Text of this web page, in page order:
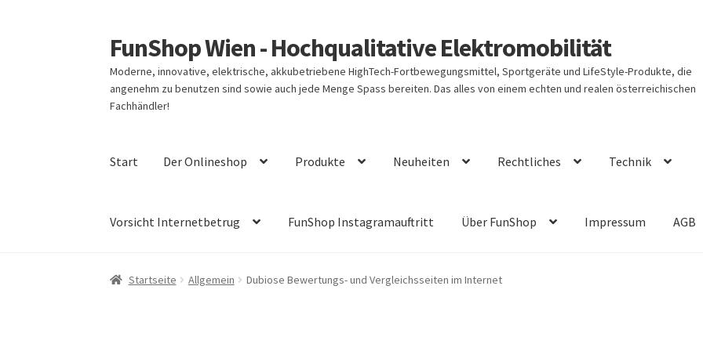
Zur
Navigation
springen
Zum
Inhalt
springen
FunShop Wien - Hochqualitative Elektromobilität
Moderne, innovative, elektrische, akkubetriebene HighTech-Fortbewegungsmittel, Sportgeräte und LifeStyle-Produkte, die
angenehm zu benutzen sind sowie auch jede Menge Spass bereiten. Das alles von einem echten und realen österreichischen
Fachhändler!
Start Der Onlineshop Produkte Neuheiten Rechtliches Technik
Vorsicht Internetbetrug FunShop Instagramauftritt Über FunShop Impressum AGB
Startseite Allgemein Dubiose Bewertungs- und Vergleichsseiten im Internet